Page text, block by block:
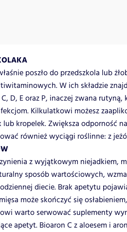
poszło do przedszkola lub
W ich składzie
D, E oraz P, inaczej zwana
Kilkulatkowi możesz
kropelek. Zwiększa odporność
również wyciągi roślinne: z
z wyjątkowym niejadkiem,
sposób wartościowych,
diecie. Brak apetytu
może skończyć się
warto serwować suplementy
apetyt. Bioaron C z aloesem i